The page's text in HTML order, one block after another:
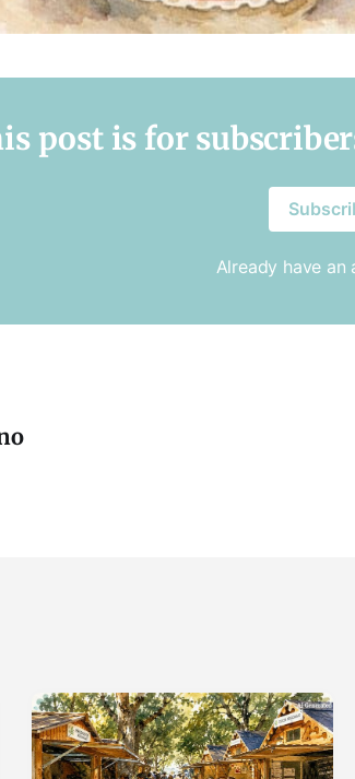
post is for
Already have an